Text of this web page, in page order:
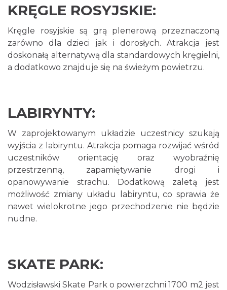
KRĘGLE ROSYJSKIE:
Kręgle rosyjskie są grą plenerową przeznaczoną
zarówno dla dzieci jak i dorosłych. Atrakcja jest
doskonałą alternatywą dla standardowych kręgielni,
a dodatkowo znajduje się na świeżym powietrzu.
LABIRYNTY:
W zaprojektowanym układzie uczestnicy szukają
wyjścia z labiryntu. Atrakcja pomaga rozwijać wśród
uczestników orientację oraz wyobraźnię
przestrzenną, zapamiętywanie drogi i
opanowywanie strachu. Dodatkową zaletą jest
możliwość zmiany układu labiryntu, co sprawia że
nawet wielokrotne jego przechodzenie nie będzie
nudne.
SKATE PARK:
Wodzisławski Skate Park o powierzchni 1700 m2 jest